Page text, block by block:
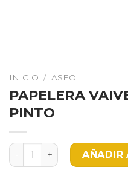
INICIO / ASEO
PAPELERA
PINTO
PAPELERA VAIVEN 35LT
AÑADIR